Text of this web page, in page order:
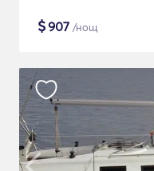
$907 /нощ